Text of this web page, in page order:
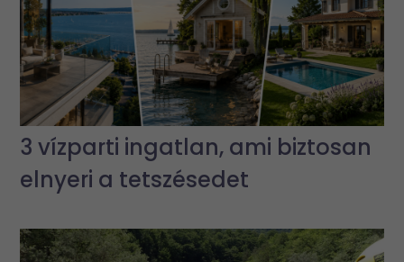
3 vízparti ingatlan, ami biztosan
elnyeri a tetszésedet